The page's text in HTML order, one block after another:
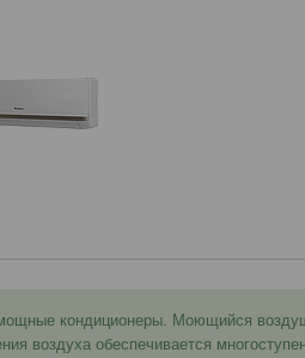
кондиционеры. Моющийся
воздуха обеспечивается